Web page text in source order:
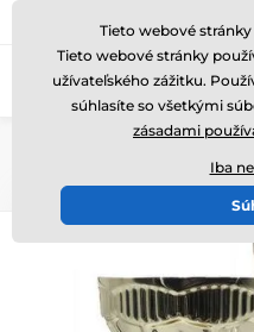
Zavolajte nám (Po-Pi 8-17)
Tieto webové
Tieto webové stránky
užívateľského zážitku.
súhlasíte so všetkými
zásadami
Iba